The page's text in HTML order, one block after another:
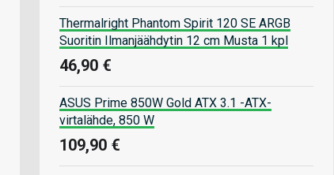
Thermalright Phantom Spirit 120 SE ARGB
Suoritin Ilmanjäähdytin 12 cm Musta 1 kpl
46,90 €
ASUS Prime 850W Gold ATX 3.1 -ATX-
virtalähde, 850 W
109,90 €